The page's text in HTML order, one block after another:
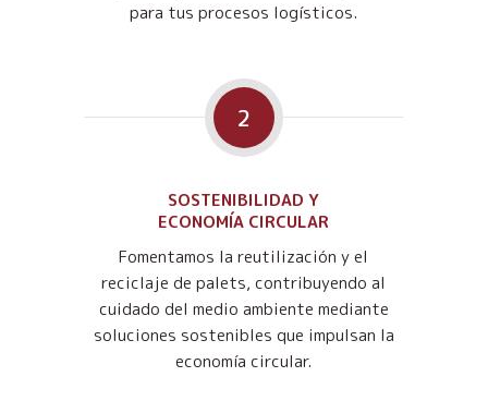
para tus procesos logísticos.
2
SOSTENIBILIDAD Y
ECONOMÍA CIRCULAR
Fomentamos la reutilización y el
reciclaje de palets, contribuyendo al
cuidado del medio ambiente mediante
soluciones sostenibles que impulsan la
economía circular.